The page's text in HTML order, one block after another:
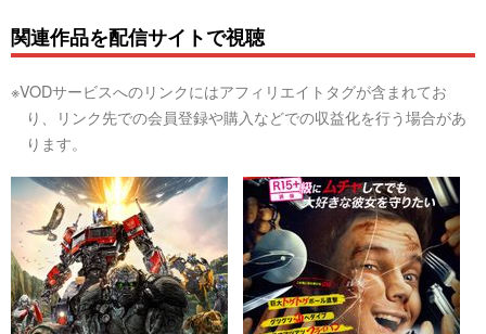
関連作品を配信サイトで視聴
※VODサービスへのリンクにはアフィリエイトタグが含まれてお
り、リンク先での会員登録や購入などでの収益化を行う場合があ
ります。